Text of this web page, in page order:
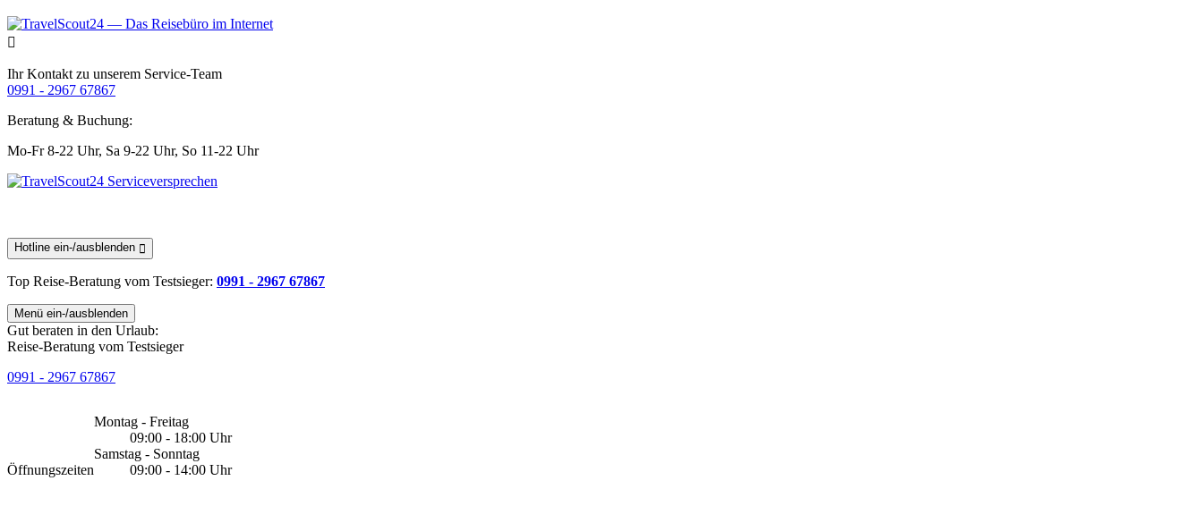
Ihr Kontakt zu unserem Service-Team
0991 - 2967 67867
Beratung & Buchung:
Mo-Fr 8-22 Uhr, Sa 9-22 Uhr, So 11-22 Uhr
Hotline ein-/ausblenden
Top Reise-Beratung vom Testsieger: 0991 - 2967 67867
Menü ein-/ausblenden
Gut beraten in den Urlaub:
Reise-Beratung vom Testsieger
0991 - 2967 67867
Öffnungszeiten
Montag - Freitag
09:00 - 18:00 Uhr
Samstag - Sonntag
09:00 - 14:00 Uhr